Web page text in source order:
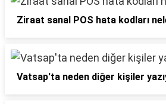
Ziraat sanal POS hata kodları
Vatsap'ta neden diğer kişiler